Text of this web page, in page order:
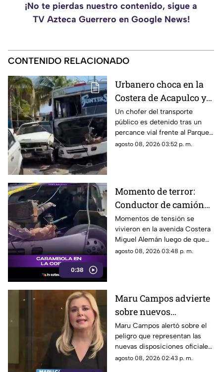
¡No te pierdas nuestro contenido, sigue a
TV Azteca Guerrero en Google News!
CONTENIDO RELACIONADO
Urbanero choca en la
Costera de Acapulco y
ocasiona severos
daños
Un chofer del transporte
público es detenido tras un
percance vial frente al Parque
de la Reina.
agosto 08, 2026 03:52 p. m.
0:38
Momento de terror:
Conductor de camión
urbano pierde el
control y choca contra
autos en plena Costera
Miguel Alemán
Momentos de tensión se
vivieron en la avenida Costera
Miguel Alemán luego de que
un camión urbano se estrellara
agosto 08, 2026 03:48 p. m.
Maru Campos advierte
sobre nuevos
lineamientos: Alerta
que buscan sancionar a
medios críticos y
limitar la libertad de
Maru Campos alertó sobre el
peligro que representan las
nuevas disposiciones oficiales,
las cuales podrían utilizarse
agosto 08, 2026 02:43 p. m.